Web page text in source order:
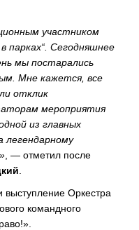
участником
парках“. Сегодняшнее
мы постарались
Мне кажется, все
отклик
мероприятия
из главных
легендарному
, — отметил после
Оркестра
командного